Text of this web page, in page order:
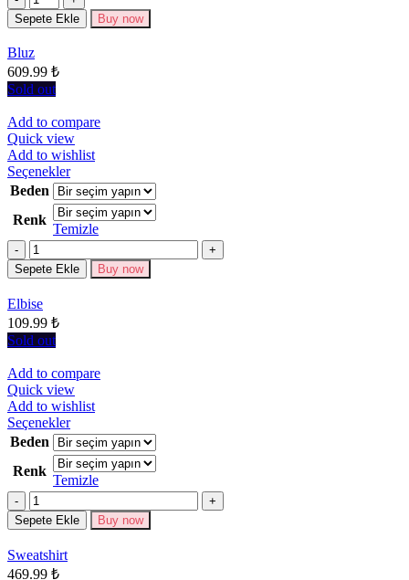
varyasyonu
var.
Sepete Ekle Buy now
Bluz
609.99 ₺
Sold out
Add to compare
Quick view
Add to wishlist
SeçeneklerBu
ürünün
birden
fazla
varyasyonu
Seçenekler
Beden
Renk
Temizle
Miktar
Sepete Ekle Buy now
Elbise
109.99 ₺
Sold out
Add to compare
Quick view
Add to wishlist
SeçeneklerBu
ürünün
birden
fazla
varyasyonu
Seçenekler
Beden
Renk
Temizle
Miktar
Sepete Ekle Buy now
Sweatshirt
469.99 ₺